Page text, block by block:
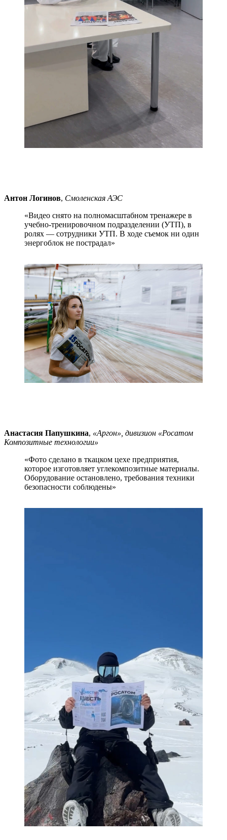
Антон Логинов, Смоленская АЭС
«Видео снято на полномасштабном тренажере в
учебно-тренировочном подразделении (УТП), в
ролях — сотрудники УТП. В ходе съемок ни один
энергоблок не пострадал»
Анастасия Папушкина, «Аргон», дивизион «Росатом
Композитные технологии»
«Фото сделано в ткацком цехе предприятия,
которое изготовляет углекомпозитные материалы.
Оборудование остановлено, требования техники
безопасности соблюдены»